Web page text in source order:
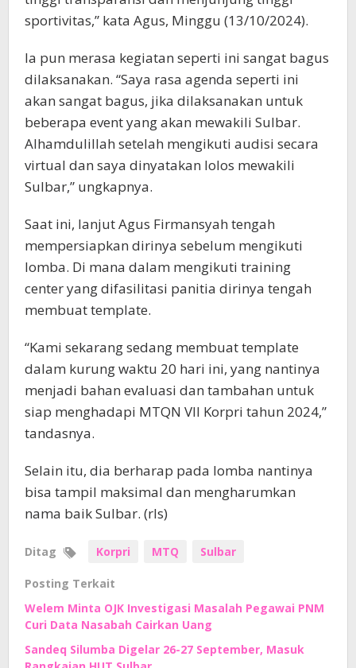
sportivitas,” kata Agus, Minggu (13/10/2024).
Ia pun merasa kegiatan seperti ini sangat bagus
dilaksanakan. “Saya rasa agenda seperti ini
akan sangat bagus, jika dilaksanakan untuk
beberapa event yang akan mewakili Sulbar.
Alhamdulillah setelah mengikuti audisi secara
virtual dan saya dinyatakan lolos mewakili
Sulbar,” ungkapnya.
Saat ini, lanjut Agus Firmansyah tengah
mempersiapkan dirinya sebelum mengikuti
lomba. Di mana dalam mengikuti training
center yang difasilitasi panitia dirinya tengah
membuat template.
“Kami sekarang sedang membuat template
dalam kurung waktu 20 hari ini, yang nantinya
menjadi bahan evaluasi dan tambahan untuk
siap menghadapi MTQN VII Korpri tahun 2024,”
tandasnya.
Selain itu, dia berharap pada lomba nantinya
bisa tampil maksimal dan mengharumkan
nama baik Sulbar. (rls)
Ditag Korpri MTQ Sulbar
Posting Terkait
Welem Minta OJK Investigasi Masalah Pegawai PNM
Curi Data Nasabah Cairkan Uang
Sandeq Silumba Digelar 26-27 September, Masuk